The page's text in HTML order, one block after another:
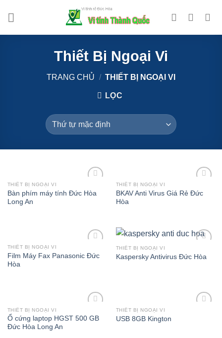
Thiết Bị Ngoại Vi
TRANG CHỦ / THIẾT BỊ NGOẠI VI
LỌC
Wishlist
THIẾT BỊ NGOẠI VI
Bàn phím máy tính Đức Hòa
Long An
Wishlist
THIẾT BỊ NGOẠI VI
BKAV Anti Virus Giá Rẻ Đức
Hòa
Wishlist
THIẾT BỊ NGOẠI VI
Film Máy Fax Panasonic Đức
Hòa
Wishlist
THIẾT BỊ NGOẠI VI
Kaspersky Antivirus Đức Hòa
Add to
Wishlist
THIẾT BỊ NGOẠI VI
Ổ cứng laptop HGST 500 GB
Đức Hòa Long An
THIẾT BỊ NGOẠI VI
USB 8GB Kington